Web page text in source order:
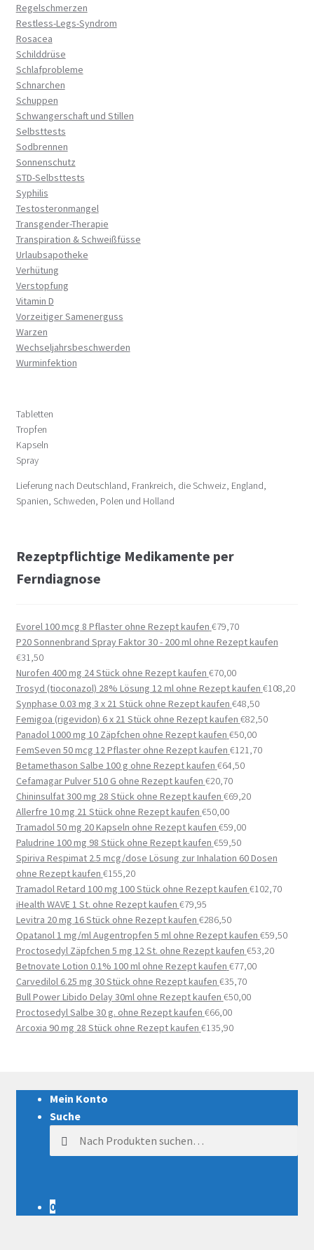
Regelschmerzen
Restless-Legs-Syndrom
Rosacea
Schilddrüse
Schlafprobleme
Schnarchen
Schuppen
Schwangerschaft und Stillen
Selbsttests
Sodbrennen
Sonnenschutz
STD-Selbsttests
Syphilis
Testosteronmangel
Transgender-Therapie
Transpiration & Schweißfüsse
Urlaubsapotheke
Verhütung
Verstopfung
Vitamin D
Vorzeitiger Samenerguss
Warzen
Wechseljahrsbeschwerden
Wurminfektion
Tabletten
Tropfen
Kapseln
Spray
Lieferung nach Deutschland, Frankreich, die Schweiz, England,
Spanien, Schweden, Polen und Holland
Rezeptpflichtige Medikamente per
Ferndiagnose
Evorel 100 mcg 8 Pflaster ohne Rezept kaufen €79,70
P20 Sonnenbrand Spray Faktor 30 - 200 ml ohne Rezept kaufen
€31,50
Nurofen 400 mg 24 Stück ohne Rezept kaufen €70,00
Trosyd (tioconazol) 28% Lösung 12 ml ohne Rezept kaufen €108,20
Synphase 0.03 mg 3 x 21 Stück ohne Rezept kaufen €48,50
Femigoa (rigevidon) 6 x 21 Stück ohne Rezept kaufen €82,50
Panadol 1000 mg 10 Zäpfchen ohne Rezept kaufen €50,00
FemSeven 50 mcg 12 Pflaster ohne Rezept kaufen €121,70
Betamethason Salbe 100 g ohne Rezept kaufen €64,50
Cefamagar Pulver 510 G ohne Rezept kaufen €20,70
Chininsulfat 300 mg 28 Stück ohne Rezept kaufen €69,20
Allerfre 10 mg 21 Stück ohne Rezept kaufen €50,00
Tramadol 50 mg 20 Kapseln ohne Rezept kaufen €59,00
Paludrine 100 mg 98 Stück ohne Rezept kaufen €59,50
Spiriva Respimat 2.5 mcg/dose Lösung zur Inhalation 60 Dosen
ohne Rezept kaufen €155,20
Tramadol Retard 100 mg 100 Stück ohne Rezept kaufen €102,70
iHealth WAVE 1 St. ohne Rezept kaufen €79,95
Levitra 20 mg 16 Stück ohne Rezept kaufen €286,50
Opatanol 1 mg/ml Augentropfen 5 ml ohne Rezept kaufen €59,50
Proctosedyl Zäpfchen 5 mg 12 St. ohne Rezept kaufen €53,20
Betnovate Lotion 0.1% 100 ml ohne Rezept kaufen €77,00
Carvedilol 6.25 mg 30 Stück ohne Rezept kaufen €35,70
Bull Power Libido Delay 30ml ohne Rezept kaufen €50,00
Proctosedyl Salbe 30 g. ohne Rezept kaufen €66,00
Arcoxia 90 mg 28 Stück ohne Rezept kaufen €135,90
Mein Konto
Suche
0